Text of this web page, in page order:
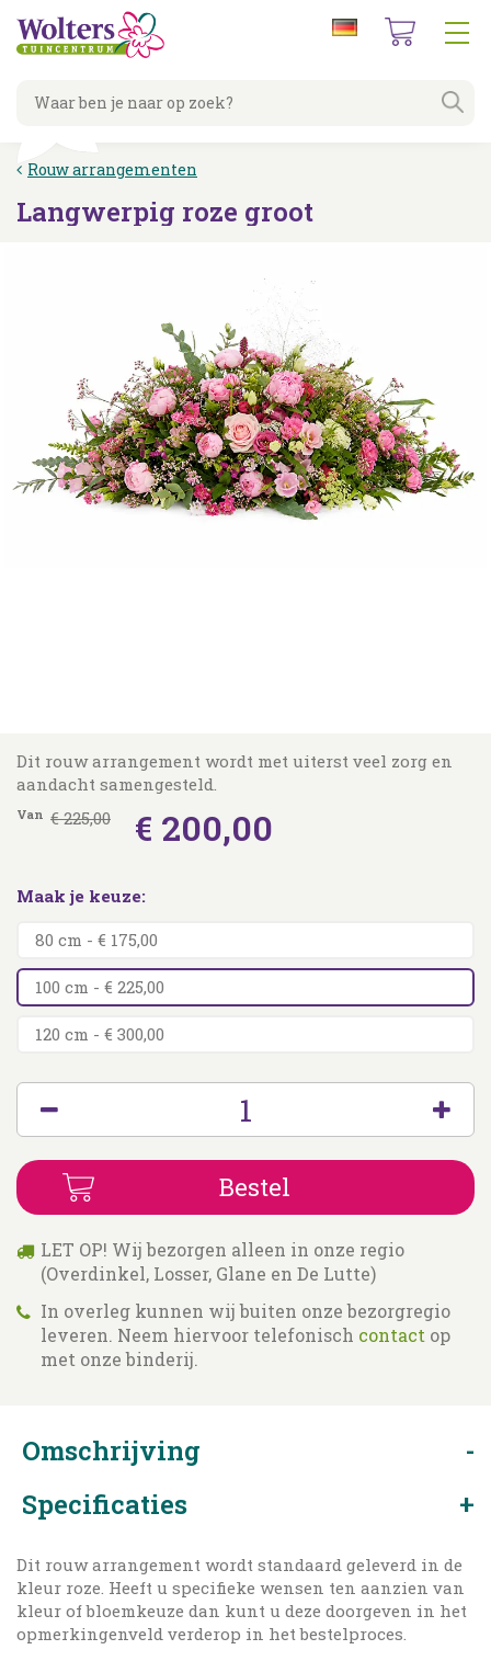
Rouw arrangementen
Langwerpig roze groot
Dit rouw arrangement wordt met uiterst veel zorg en
aandacht samengesteld.
Van € 225,00 € 200,00
Maak je keuze:
80 cm - € 175,00
100 cm - € 225,00
120 cm - € 300,00
LET OP! Wij bezorgen alleen in onze regio
(Overdinkel, Losser, Glane en De Lutte)
In overleg kunnen wij buiten onze bezorgregio
leveren. Neem hiervoor telefonisch contact op
met onze binderij.
Omschrijving
Specificaties
Dit rouw arrangement wordt standaard geleverd in de
kleur roze. Heeft u specifieke wensen ten aanzien van
kleur of bloemkeuze dan kunt u deze doorgeven in het
opmerkingenveld verderop in het bestelproces.